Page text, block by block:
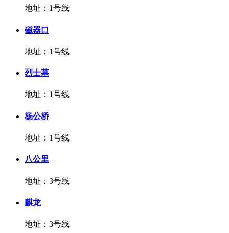
地址：1号线
磁器口
地址：1号线
烈士墓
地址：1号线
杨公桥
地址：1号线
八公里
地址：3号线
麒龙
地址：3号线